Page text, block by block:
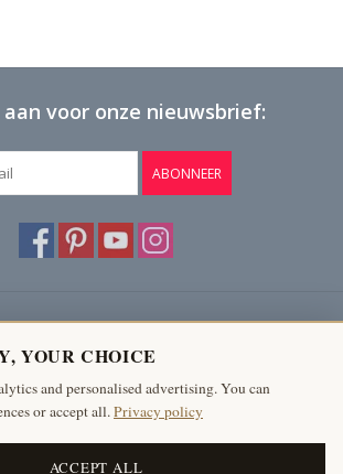
voor onze nieuwsbrief:
ABONNEER
Bank
YOUR CHOICE
and personalised advertising. You can
or accept all.Privacy policy
ACCEPT ALL